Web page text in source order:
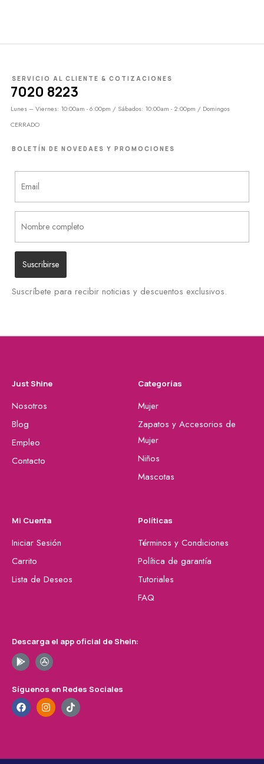
SERVICIO AL CLIENTE & COTIZACIONES
7020 8223
Lunes – Viernes: 10:00am - 6:00pm / Sábados: 10:00am - 2:00pm / Domingos
CERRADO
BOLETÍN DE NOVEDAES Y PROMOCIONES
Suscríbete para recibir noticias y descuentos exclusivos.
Just Shine
Nosotros
Blog
Empleo
Contacto
Categorías
Mujer
Zapatos y Accesorios de
Mujer
Niños
Mascotas
Mi Cuenta
Iniciar Sesión
Carrito
Lista de Deseos
Políticas
Términos y Condiciones
Política de garantía
Tutoriales
FAQ
Descarga el app oficial de Shein:
Síguenos en Redes Sociales